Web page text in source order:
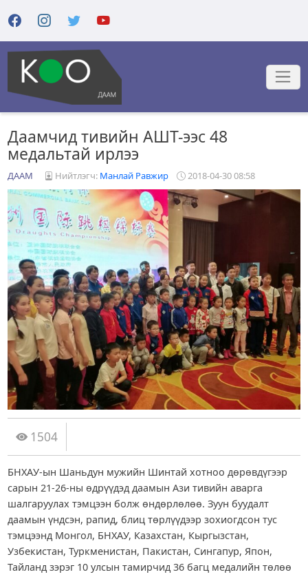
Даамчид тивийн АШТ-ээс 48
медальтай ирлээ
ДААМ Нийтлэгч: Манлай Равжир 2018-04-30 08:58
1504
БНХАУ-ын Шаньдун мужийн Шинтай хотноо дөрөвдүгээр
сарын 21-26-ны өдрүүдэд даамын Ази тивийн аварга
шалгаруулах тэмцээн болж өндөрлөлөө. Зуун буудалт
даамын үндсэн, рапид, блиц төрлүүдээр зохиогдсон тус
тэмцээнд Монгол, БНХАУ, Казахстан, Кыргызстан,
Узбекистан, Туркменистан, Пакистан, Сингапур, Япон,
Тайланд зэрэг 10 улсын тамирчид 36 багц медалийн төлөө